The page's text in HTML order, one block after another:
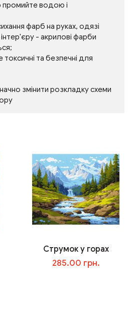
промийте водою і
фарб на руках, одязі
- акрилові фарби
та безпечні для
змінити розкладку схеми
Струмок у горах
285.00 грн.